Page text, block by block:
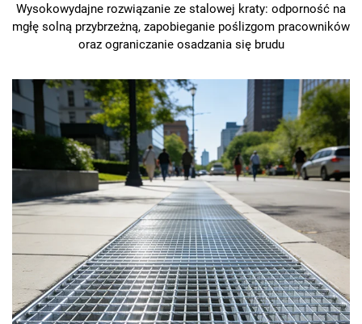
Wysokowydajne rozwiązanie ze stalowej kraty: odporność na
mgłę solną przybrzeżną, zapobieganie poślizgom pracowników
oraz ograniczanie osadzania się brudu